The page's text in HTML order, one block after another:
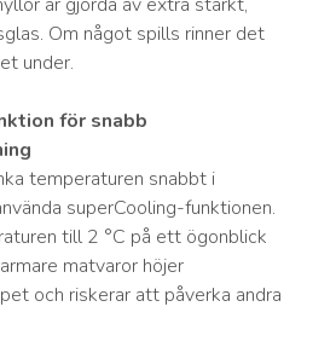
Om något spills rinner det
under.
för snabb
temperaturen snabbt i
superCooling-funktionen.
till 2 °C på ett ögonblick
matvaror höjer
och riskerar att påverka andra